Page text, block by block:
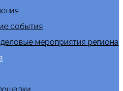
события
мероприятия региона